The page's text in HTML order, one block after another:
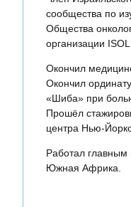
сообщества по
Общества
организации
Окончил
Окончил
«Шиба» при
Прошёл
центра Нью-
Работал главным
Южная Африка.